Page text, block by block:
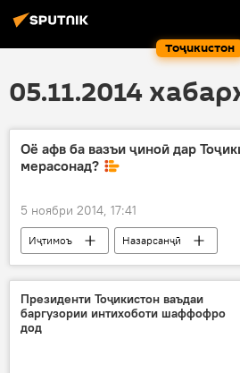
Тоҷикистон
05.11.2014
Оё афв ба вазъи ҷиноӣ дар
мерасонад?
5 ноябри 2014, 17:41
Иҷтимоъ Назарсанҷӣ
Президенти Тоҷикистон ваъдаи
баргузории интихоботи шаффофро
дод